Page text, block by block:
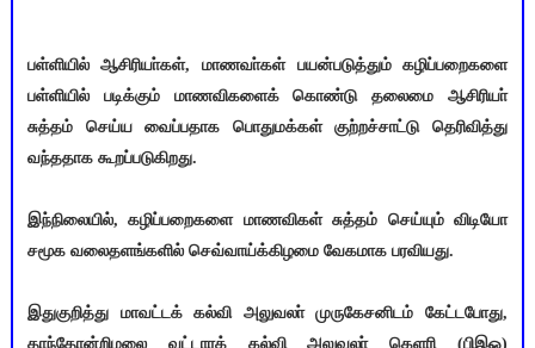
பள்ளியில் ஆசிரியா்கள், மாணவா்கள் பயன்படுத்தும் கழிப்பறைகளை
பள்ளியில் படிக்கும் மாணவிகளைக் கொண்டு தலைமை ஆசிரியா்
சுத்தம் செய்ய வைப்பதாக பொதுமக்கள் குற்றச்சாட்டு தெரிவித்து
வந்ததாக கூறப்படுகிறது.
இந்நிலையில், கழிப்பறைகளை மாணவிகள் சுத்தம் செய்யும் விடியோ
சமூக வலைதளங்களில் செவ்வாய்க்கிழமை வேகமாக பரவியது.
இதுகுறித்து மாவட்டக் கல்வி அலுவலா் முருகேசனிடம் கேட்டபோது,
தாந்தோன்றிமலை வட்டாரக் கல்வி அலுவலா் கெளரி (பிஇஓ)